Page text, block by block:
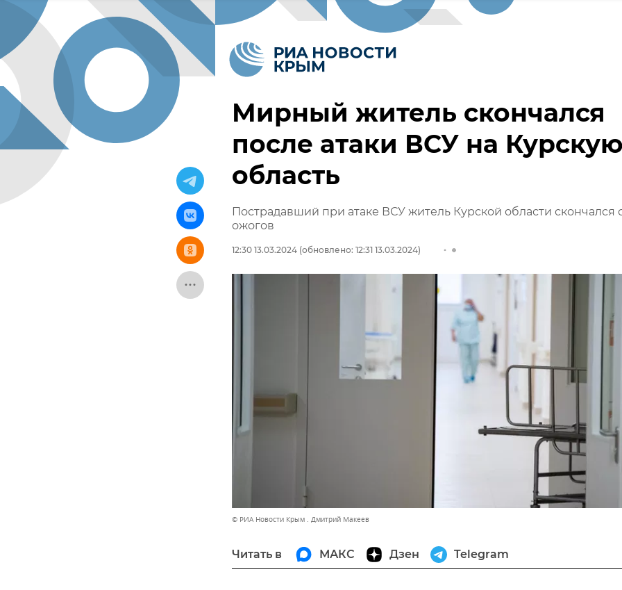
Мирный житель скончался
после атаки ВСУ на
область
Пострадавший при атаке ВСУ житель Курской области скончался
ожогов
12:30 13.03.2024 (обновлено: 12:31 13.03.2024)
© РИА Новости Крым . Дмитрий Макеев
Читать в МАКС Дзен Telegram